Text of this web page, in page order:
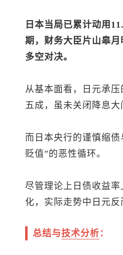
日本当局已累计动用
期，财务大臣片山皋
多空对决。
从基本面看，日元承
五成，虽未关闭降息
而日本央行的谨慎缩
贬值”的恶性循环。
尽管理论上日债收益
化，实际走势中日元反
总结与技术分析 ：